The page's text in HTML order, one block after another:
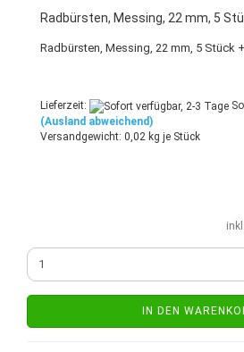
Radbürsten, Messing, 22 mm, 5
Radbürsten, Messing, 22 mm, 5 Stück
Lieferzeit:
(Ausland abweichend)
Versandgewicht: 0,02 kg je Stück
IN DEN